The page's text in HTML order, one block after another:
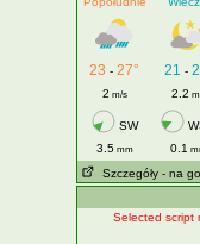
23 - 27° 21 -
2 m/s 2.2
SW
3.5mm 0.1
Szczegóły - na
Selected script